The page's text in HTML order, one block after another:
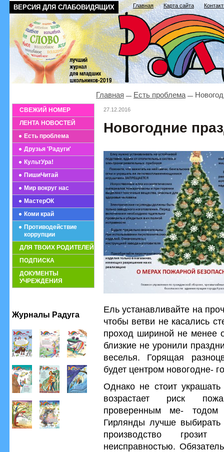
ВЕРСИЯ ДЛЯ СЛАБОВИДЯЩИХ Главная Карта сайта
СВЕЖИЙ НОМЕР
ЛЕНТА НОВОСТЕЙ
Есть проблема
Друзья 'Радуги'
КультУра!
ПишиЧитай
Мир вокруг нас
МастерОК
Коми край
Противодействие
коррупции
ДЛЯ ТВОИХ РОДИТЕЛЕЙ
ПОДПИСКА
ДОКУМЕНТЫ
УЧРЕЖДЕНИЯ
Журналы Радуга
Главная Есть проблема
27.12.2016
Новогодние
Ель устанавливайте на
чтобы ветви не касались
проход шириной не менее
близкие не уронили
веселья. Горящая
будет центром новогодне-
Однако не стоит
возрастает риск
проверенным ме- тодом
Гирлянды лучше выбирать
производство
неисправностью.